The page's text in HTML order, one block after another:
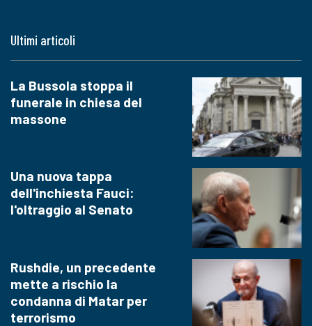
Ultimi articoli
La Bussola stoppa il
funerale in chiesa del
massone
Una nuova tappa
dell'inchiesta Fauci:
l'oltraggio al Senato
Rushdie, un precedente
mette a rischio la
condanna di Matar per
terrorismo